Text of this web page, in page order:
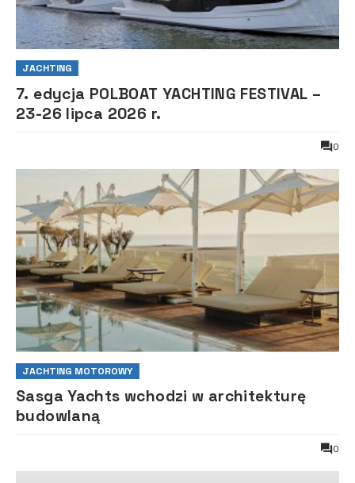
JACHTING
7. edycja POLBOAT YACHTING FESTIVAL –
23-26 lipca 2026 r.
0
JACHTING MOTOROWY
Sasga Yachts wchodzi w architekturę
budowlaną
0